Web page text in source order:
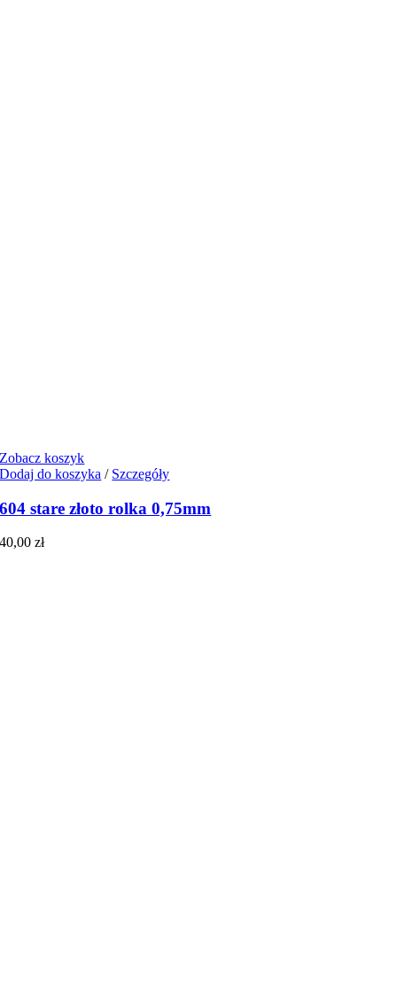
Zobacz koszyk
Dodaj do koszyka / Szczegóły
604 stare złoto rolka 0,75mm
40,00zł